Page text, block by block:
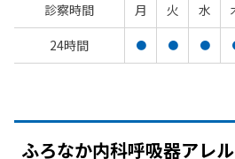
診察時間 月 火 水
24時間
● ● ●
ふろなか内科呼吸器アレ